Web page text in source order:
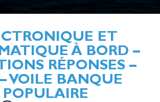
ET
À BORD –
RÉPONSES –
VOILE BANQUE
POPULAIRE